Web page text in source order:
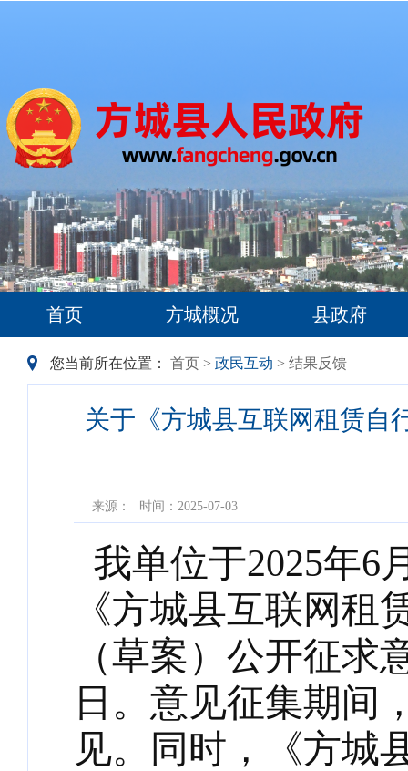
首页 方城概况 县政府
您当前所在位置： 首页 > 政民互动 > 结果反馈
关于《方城县互联网租赁自
来源： 时间：2025-07-03
我单位于2025年6
《方城县互联网
（草案）公开征求
日。意见征集期间
见。同时，《方城